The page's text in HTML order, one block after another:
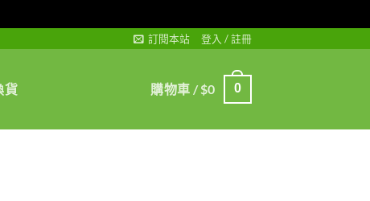
訂閱本站 登入 / 註冊
貨 購物車 /$0 0